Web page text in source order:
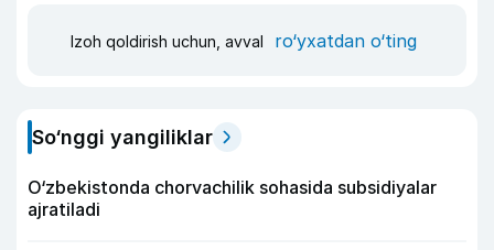
Izoh qoldirish uchun, avval ro‘yxatdan o‘ting
So‘nggi yangiliklar
O‘zbekistonda chorvachilik sohasida subsidiyalar
ajratiladi